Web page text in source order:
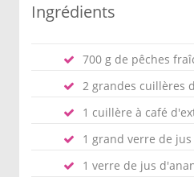
Ingrédients
700 g de pêches
2 grandes cuillères
1 cuillère à café
1 grand verre de
1 verre de jus